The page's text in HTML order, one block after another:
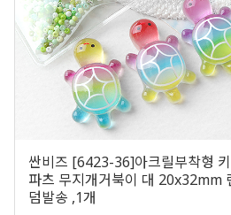
싼비즈 [6423-36]아크릴부착형
파츠 무지개거북이 대 20x32mm
덤발송 ,1개